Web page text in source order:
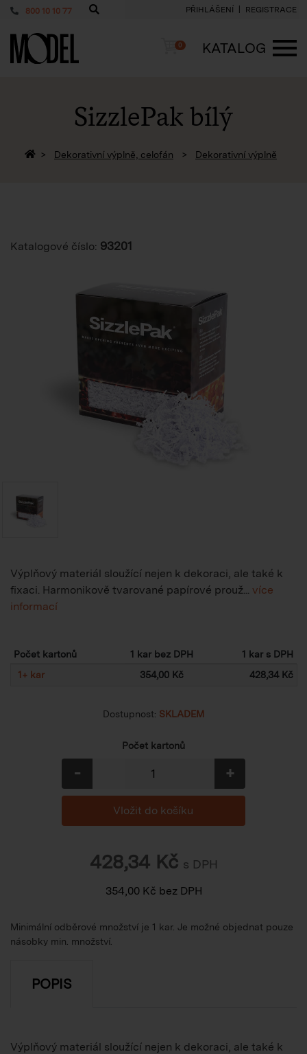
800 10 10 77 PŘIHLÁŠENÍ REGISTRACE
PackShop Košík
0
KATALOG
SizzlePak bílý
Zpět na homepage
Dekorativní výplně, celofán Dekorativní výplně
Katalogové číslo: 93201
Výplňový materiál sloužící nejen k dekoraci, ale také k
fixaci. Harmonikově tvarované papírové prouž... více
informací
Počet kartonů 1 kar bez DPH
1 kar s DPH
1 + kar 354,00 Kč 428,34 Kč
Dostupnost: SKLADEM
Počet kartonů
- +
428,34Kč s DPH
354,00Kč bez DPH
Minimální odběrové množství je 1 kar. Je možné objednat pouze
násobky min. množství.
POPIS
Výplňový materiál sloužící nejen k dekoraci, ale také k